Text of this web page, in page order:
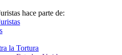
hace parte de: